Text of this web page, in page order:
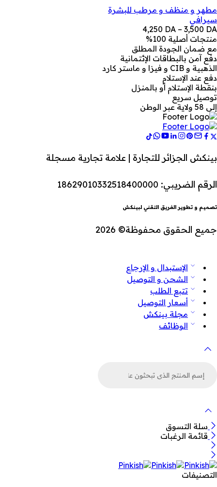
مطهر و منظف و مرطب للبشرة
سيرافي
3,500 DA
–
4,250 DA
من
خلال
منتجات أصلية 100%
مع ضمان الجودة المطلق
دفع آمن بالبطاقات الإئتمانية
الذهبية و CIB و فيزا و ماستر كارد
دفع عند الإستلام
بنقطة الإستلام أو بالمنزل
توصيل سريع
إلى 58 ولاية عبر الوطن
بينكش الجزائر للتجارة | علامة تجارية مسجلة
الرقم الضريبي: 18629010332518400000
تصميم و تطوير الفريق التقني لبينكش
جميع الحقوق محفوظة© 2026
الإستبدال و الإرجاع
الشحن و التوصيل
تتبع الطلب
أسعار التوصيل
مجلة بينكش
الوظائف
سلة التسوق
قائمة الرغبات
التصنيفات